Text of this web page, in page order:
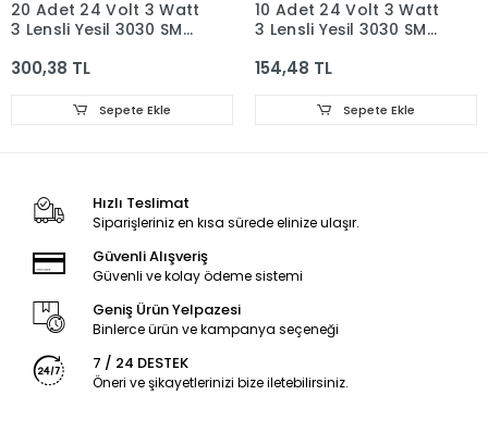
20 Adet 24 Volt 3 Watt
3 Lensli Yeşil 3030 SMD
300,38 TL
Sepete Ekle
10 Adet 24 Volt 3 Watt
3 Lensli Yeşil 3030 SMD
154,48 TL
Sepete Ekle
Hızlı Teslimat
Siparişleriniz en kısa sürede elinize ulaşır.
Güvenli Alışveriş
Güvenli ve kolay ödeme sistemi
Geniş Ürün Yelpazesi
Binlerce ürün ve kampanya seçeneği
7 / 24 DESTEK
Öneri ve şikayetlerinizi bize iletebilirsiniz.